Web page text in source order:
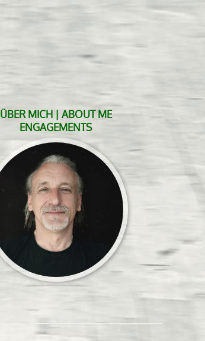
ÜBER MICH | ABOUT ME
ENGAGEMENTS